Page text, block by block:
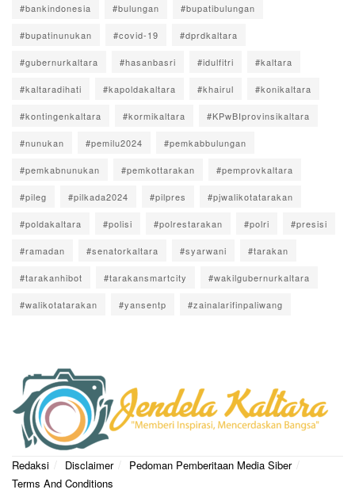
#bankindonesia #bulungan #bupatibulungan
#bupatinunukan #covid-19 #dprdkaltara
#gubernurkaltara #hasanbasri #idulfitri #kaltara
#kaltaradihati #kapoldakaltara #khairul #konikaltara
#kontingenkaltara #kormikaltara #KPwBIprovinsikaltara
#nunukan #pemilu2024 #pemkabbulungan
#pemkabnunukan #pemkottarakan #pemprovkaltara
#pileg #pilkada2024 #pilpres #pjwalikotatarakan
#poldakaltara #polisi #polrestarakan #polri #presisi
#ramadan #senatorkaltara #syarwani #tarakan
#tarakanhibot #tarakansmartcity #wakilgubernurkaltara
#walikotatarakan #yansentp #zainalarifinpaliwang
Redaksi Disclaimer
Pedoman Pemberitaan Media Siber
Terms And Conditions